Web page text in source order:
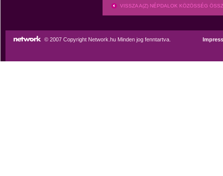
VISSZA A(Z) NÉPDALOK KÖZÖSSÉG
© 2007 Copyright Network.hu Minden jog fenntartva.